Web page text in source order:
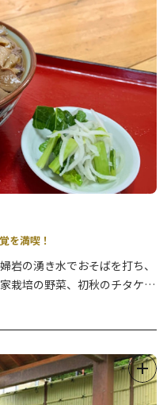
を満喫！
岩の湧き水でおそばを打ち、
栽培の野菜、初秋のチタケ・